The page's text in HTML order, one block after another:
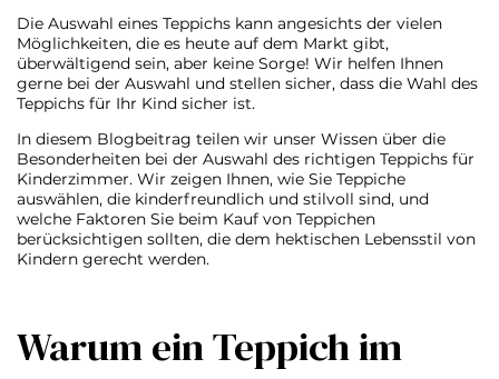
Die Auswahl eines Teppichs kann angesichts der vielen
Möglichkeiten, die es heute auf dem Markt gibt,
überwältigend sein, aber keine Sorge! Wir helfen Ihnen
gerne bei der Auswahl und stellen sicher, dass die Wahl des
Teppichs für Ihr Kind sicher ist.
In diesem Blogbeitrag teilen wir unser Wissen über die
Besonderheiten bei der Auswahl des richtigen Teppichs für
Kinderzimmer. Wir zeigen Ihnen, wie Sie Teppiche
auswählen, die kinderfreundlich und stilvoll sind, und
welche Faktoren Sie beim Kauf von Teppichen
berücksichtigen sollten, die dem hektischen Lebensstil von
Kindern gerecht werden.
Warum ein Teppich im